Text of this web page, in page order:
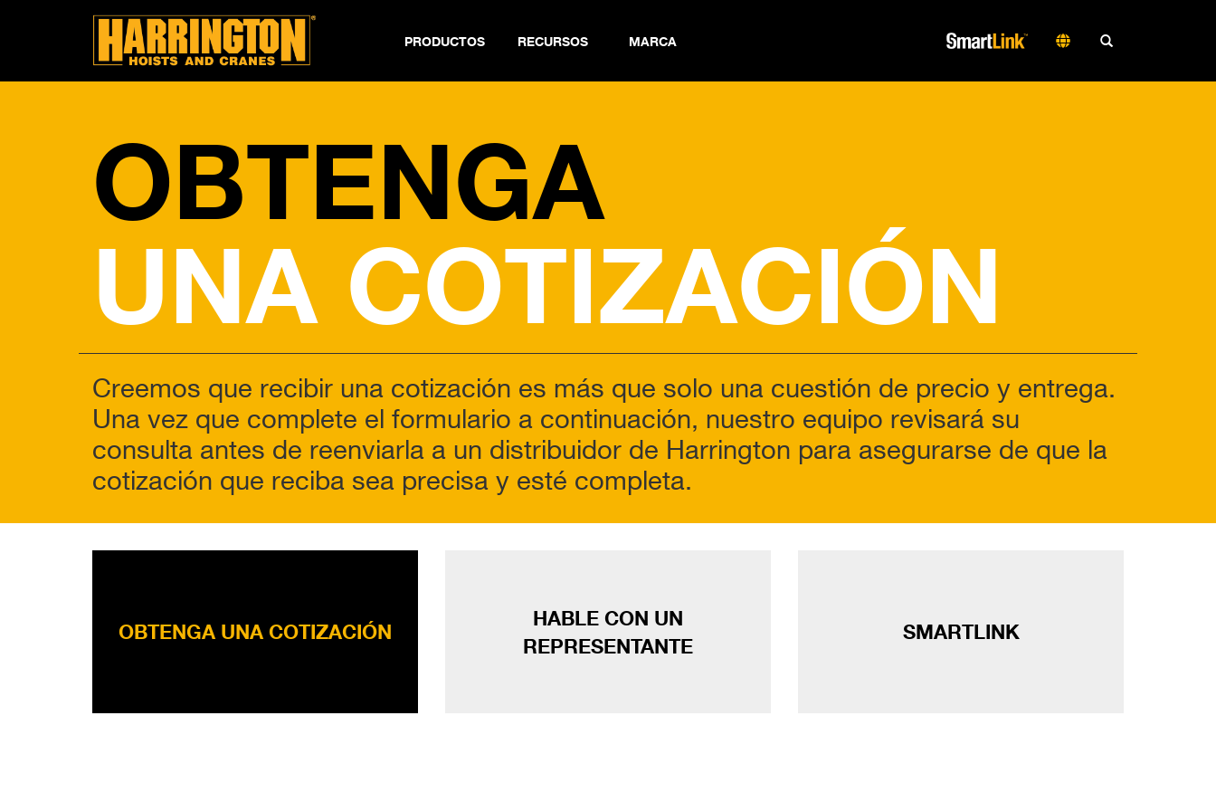
PRODUCTOS RECURSOS MARCA
OBTENGA
UNA COTIZACIÓN
Creemos que recibir una cotización es más que solo una cuestión de precio y entrega.
Una vez que complete el formulario a continuación, nuestro equipo revisará su
consulta antes de reenviarla a un distribuidor de Harrington para asegurarse de que la
cotización que reciba sea precisa y esté completa.
OBTENGA UNA COTIZACIÓN
HABLE CON UN
REPRESENTANTE
SMARTLINK